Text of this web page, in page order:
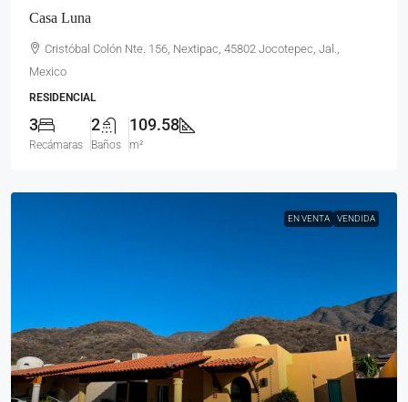
Casa Luna
Cristóbal Colón Nte. 156, Nextipac, 45802 Jocotepec, Jal.,
Mexico
RESIDENCIAL
3
Recámaras
2
Baños
109.58
m²
EN VENTA VENDIDA